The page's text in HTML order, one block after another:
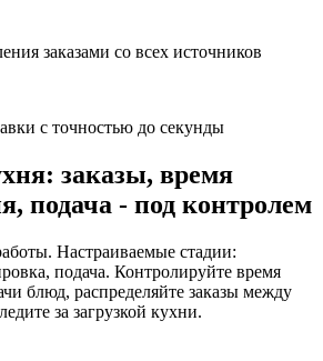
заказами со всех источников
с точностью до секунды
заказы, время
подача - под контролем
Настраиваемые стадии:
подача. Контролируйте время
блюд, распределяйте заказы между
за загрузкой кухни.